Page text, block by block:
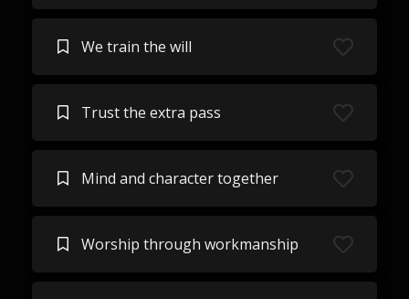
We train the will
Trust the extra pass
Mind and character together
Worship through workmanship